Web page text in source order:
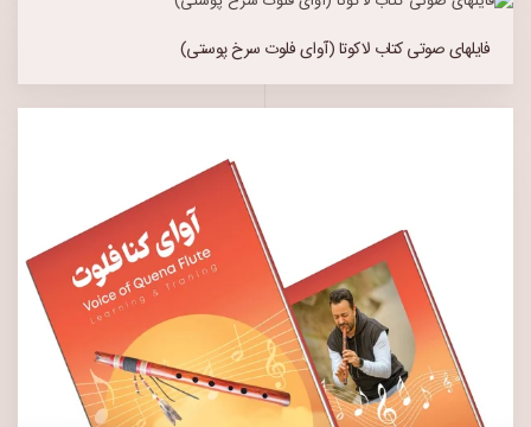
فایلهای صوتی کتاب لاکوتا (آوای فلوت سرخ پوستی)